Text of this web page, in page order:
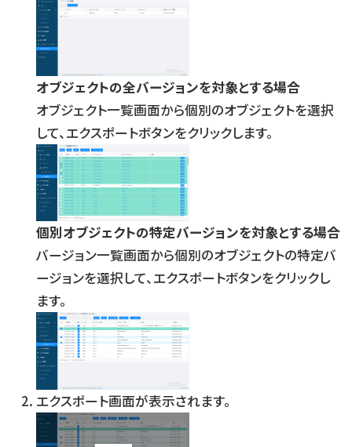
オブジェクトの全バージョンを対象とする場合
オブジェクト一覧画面から個別のオブジェクトを選択
して、エクスポートボタンをクリックします。
個別オブジェクトの特定バージョンを対象とする場合
バージョン一覧画面から個別のオブジェクトの特定バ
ージョンを選択して、エクスポートボタンをクリックし
ます。
エクスポート画面が表示されます。